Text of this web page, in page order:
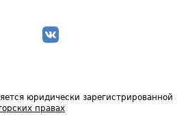
юридически зарегистрированной
правах